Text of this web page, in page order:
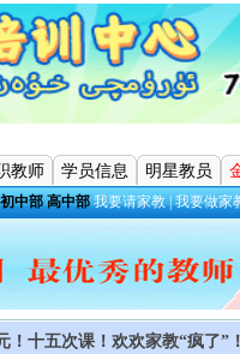
教师 学员信息 明星教员
初中部 高中部 我要请家教|我要做家
！十五次课！欢欢家教“疯了”